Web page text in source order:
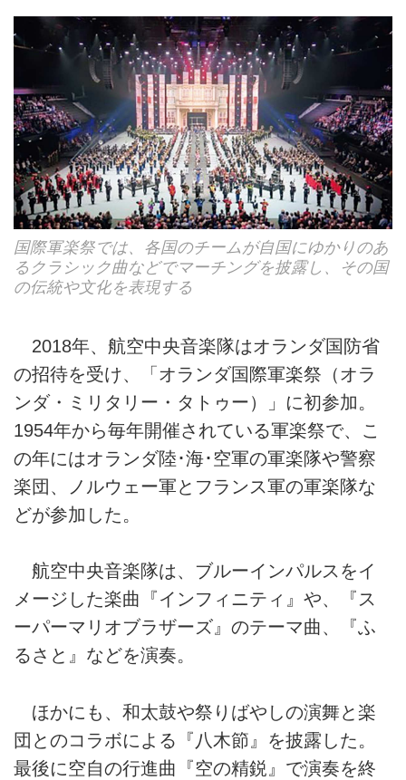
国際軍楽祭では、各国のチームが自国にゆかりのあ
るクラシック曲などでマーチングを披露し、その国
の伝統や文化を表現する
2018年、航空中央音楽隊はオランダ国防省
の招待を受け、「オランダ国際軍楽祭（オラ
ンダ・ミリタリー・タトゥー）」に初参加。
1954年から毎年開催されている軍楽祭で、こ
の年にはオランダ陸･海･空軍の軍楽隊や警察
楽団、ノルウェー軍とフランス軍の軍楽隊な
どが参加した。
航空中央音楽隊は、ブルーインパルスをイ
メージした楽曲『インフィニティ』や、『ス
ーパーマリオブラザーズ』のテーマ曲、『ふ
るさと』などを演奏。
ほかにも、和太鼓や祭りばやしの演舞と楽
団とのコラボによる『八木節』を披露した。
最後に空自の行進曲『空の精鋭』で演奏を終